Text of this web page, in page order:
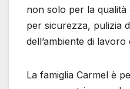
non solo per la
per sicurezza, pulizia
dell’ambiente di
La famiglia Carmel è